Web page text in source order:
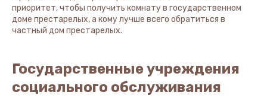
приоритет, чтобы получить комнату в государственном
доме престарелых, а кому лучше всего обратиться в
частный дом престарелых.
Государственные учреждения
социального обслуживания